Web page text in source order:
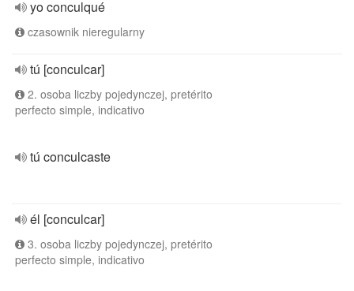
yo conculqué
czasownik nieregularny
tú [conculcar]
2. osoba liczby pojedynczej, pretérito
perfecto simple, indicativo
tú conculcaste
él [conculcar]
3. osoba liczby pojedynczej, pretérito
perfecto simple, indicativo